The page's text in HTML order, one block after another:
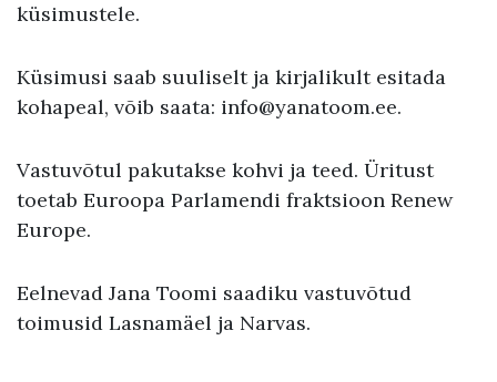
küsimustele.
Küsimusi saab suuliselt ja kirjalikult esitada
kohapeal, võib saata: info@yanatoom.ee.
Vastuvõtul pakutakse kohvi ja teed. Üritust
toetab Euroopa Parlamendi fraktsioon Renew
Europe.
Eelnevad Jana Toomi saadiku vastuvõtud
toimusid Lasnamäel ja Narvas.